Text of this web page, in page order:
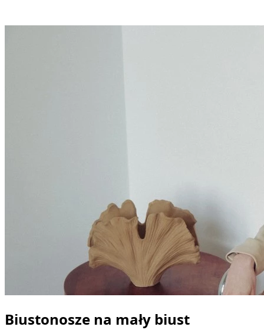
Biustonosze na mały biust